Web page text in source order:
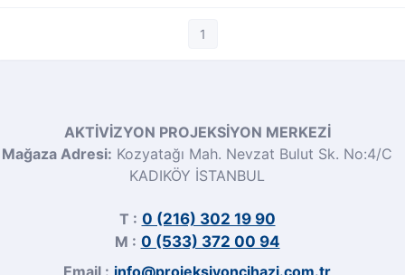
1
AKTİVİZYON PROJEKSİYON MERKEZİ
Mağaza Adresi: Kozyatağı Mah. Nevzat Bulut Sk. No:4/C
KADIKÖY İSTANBUL
T : 0 (216) 302 19 90
M : 0 (533) 372 00 94
Email : info@projeksiyoncihazi.com.tr